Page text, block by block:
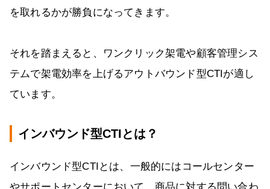
を取れるかが勝負になってきます。
それを踏まえると、ワンクリック架電や顧客管理シス
テムで架電効率を上げるアウトバウンド型CTIが適し
ています。
インバウンド型CTIとは？
インバウンド型CTIとは、一般的にはコールセンター